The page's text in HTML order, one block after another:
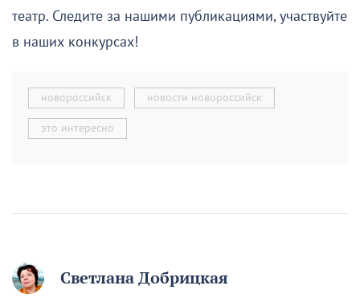
театр. Следите за нашими публикациями, участвуйте
в наших конкурсах!
новороссийск новости новороссийск
это интересно
Светлана Добрицкая